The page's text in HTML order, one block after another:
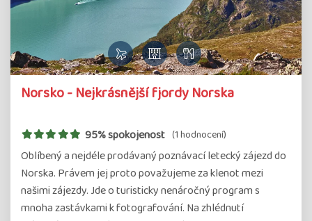
Norsko - Nejkrásnější fjordy Norska
95% spokojenost (1 hodnocení)
Oblíbený a nejdéle prodávaný poznávací letecký zájezd do
Norska. Právem jej proto považujeme za klenot mezi
našimi zájezdy. Jde o turisticky nenáročný program s
mnoha zastávkami k fotografování. Na zhlédnutí